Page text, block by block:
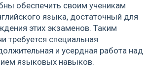
обеспечить своим ученикам
языка, достаточный для
этих экзаменов. Таким
требуется специальная
и усердная работа над
языковых навыков.